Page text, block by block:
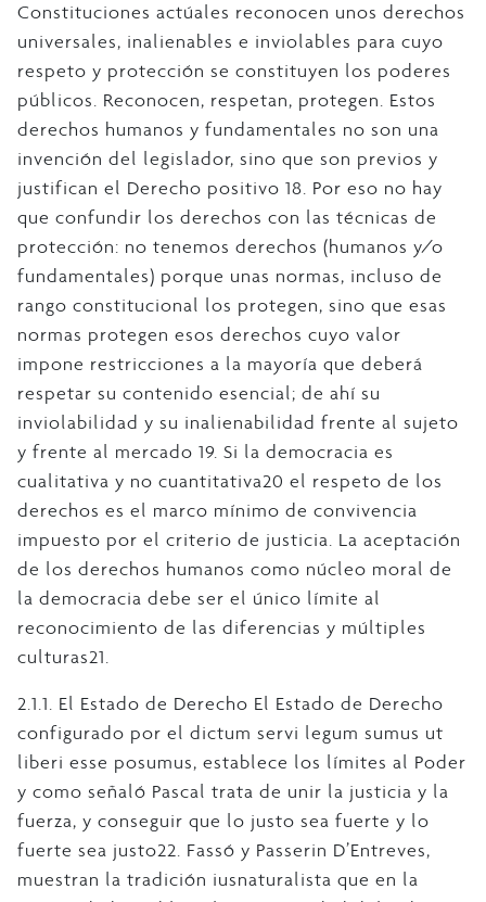
Constituciones actúales reconocen unos derechos
universales, inalienables e inviolables para cuyo
respeto y protección se constituyen los poderes
públicos. Reconocen, respetan, protegen. Estos
derechos humanos y fundamentales no son una
invención del legislador, sino que son previos y
justifican el Derecho positivo 18. Por eso no hay
que confundir los derechos con las técnicas de
protección: no tenemos derechos (humanos y/o
fundamentales) porque unas normas, incluso de
rango constitucional los protegen, sino que esas
normas protegen esos derechos cuyo valor
impone restricciones a la mayoría que deberá
respetar su contenido esencial; de ahí su
inviolabilidad y su inalienabilidad frente al sujeto
y frente al mercado 19. Si la democracia es
cualitativa y no cuantitativa20 el respeto de los
derechos es el marco mínimo de convivencia
impuesto por el criterio de justicia. La aceptación
de los derechos humanos como núcleo moral de
la democracia debe ser el único límite al
reconocimiento de las diferencias y múltiples
culturas21.
2.1.1. El Estado de Derecho El Estado de Derecho
configurado por el dictum servi legum sumus ut
liberi esse posumus, establece los límites al Poder
y como señaló Pascal trata de unir la justicia y la
fuerza, y conseguir que lo justo sea fuerte y lo
fuerte sea justo22. Fassó y Passerin D’Entreves,
muestran la tradición iusnaturalista que en la